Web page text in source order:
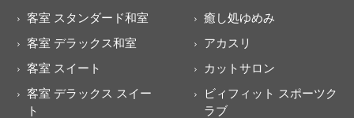
客室 スタンダード和室
客室 デラックス和室
客室 スイート
客室 デラックス スイー
ト
癒し処ゆめみ
アカスリ
カットサロン
ビィフィット スポーツク
ラブ